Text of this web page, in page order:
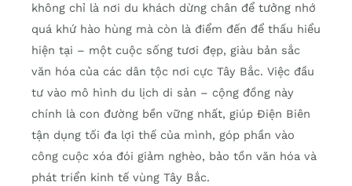
không chỉ là nơi du khách dừng chân để tưởng nhớ
quá khứ hào hùng mà còn là điểm đến để thấu hiểu
hiện tại – một cuộc sống tươi đẹp, giàu bản sắc
văn hóa của các dân tộc nơi cực Tây Bắc. Việc đầu
tư vào mô hình du lịch di sản – cộng đồng này
chính là con đường bền vững nhất, giúp Điện Biên
tận dụng tối đa lợi thế của mình, góp phần vào
công cuộc xóa đói giảm nghèo, bảo tồn văn hóa và
phát triển kinh tế vùng Tây Bắc.